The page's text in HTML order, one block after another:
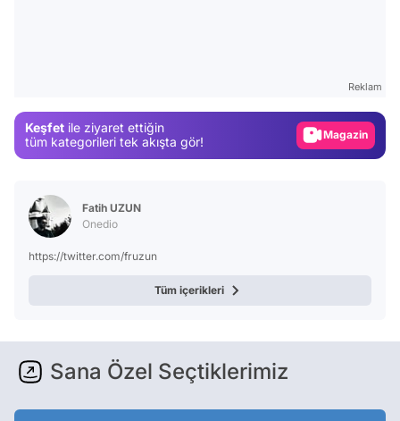
Reklam
Keşfet ile ziyaret ettiğin
tüm kategorileri tek akışta gör!
Magazin
Fatih UZUN
Onedio
https://twitter.com/fruzun
Tüm içerikleri
Sana Özel Seçtiklerimiz